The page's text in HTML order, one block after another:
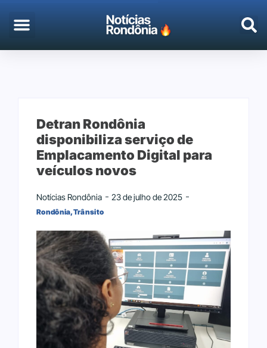
Detran Rondônia
disponibiliza serviço de
Emplacamento Digital para
veículos novos
Notícias Rondônia 23 de julho de 2025
Rondônia,Trânsito